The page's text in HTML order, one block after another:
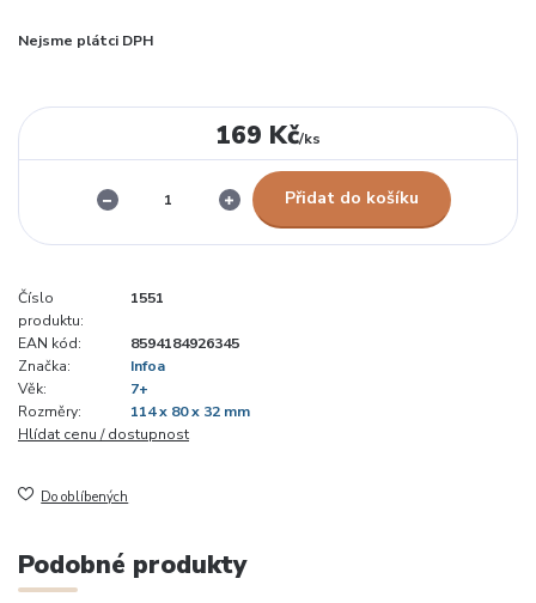
Nejsme plátci DPH
169 Kč/ks
Přidat do košíku
Číslo
produktu:
1551
EAN kód:
8594184926345
Značka:
Infoa
Věk:
7+
Rozměry:
114 x 80 x 32 mm
Hlídat cenu / dostupnost
Do oblíbených
Podobné produkty